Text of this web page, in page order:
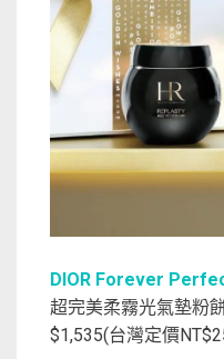
DIOR Forever
超完美柔霧光氣墊粉
$1,535(台灣定價